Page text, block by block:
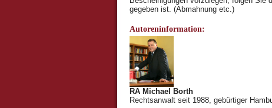
gegeben ist. (Abmahnung etc.)
Autoreninformation:
RA Michael Borth
Rechtsanwalt seit 1988, gebürtiger